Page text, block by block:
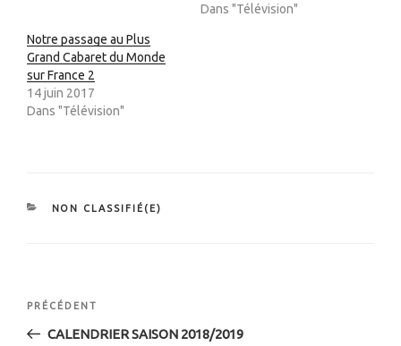
Dans "Télévision"
Notre passage au Plus
Grand Cabaret du Monde
sur France 2
14 juin 2017
Dans "Télévision"
NON CLASSIFIÉ(E)
PRÉCÉDENT
CALENDRIER SAISON 2018/2019